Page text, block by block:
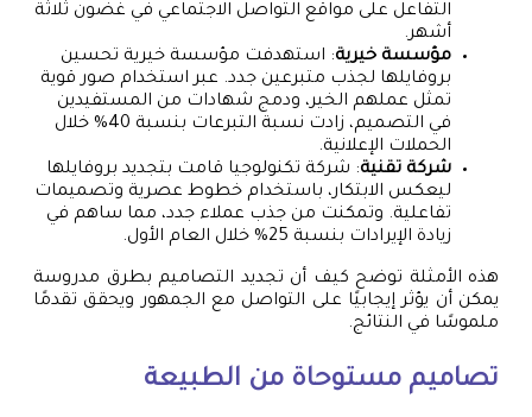
التفاعل على مواقع التواصل الاجتماعي في غضون ثلاثة
أشهر.
مؤسسة خيرية: استهدفت مؤسسة خيرية تحسين
بروفايلها لجذب متبرعين جدد. عبر استخدام صور قوية
تمثل عملهم الخير، ودمج شهادات من المستفيدين
في التصميم، زادت نسبة التبرعات بنسبة 40% خلال
الحملات الإعلانية.
شركة تقنية: شركة تكنولوجيا قامت بتجديد بروفايلها
ليعكس الابتكار، باستخدام خطوط عصرية وتصميمات
تفاعلية. وتمكنت من جذب عملاء جدد، مما ساهم في
زيادة الإيرادات بنسبة 25% خلال العام الأول.
هذه الأمثلة توضح كيف أن تجديد التصاميم بطرق مدروسة
يمكن أن يؤثر إيجابيًا على التواصل مع الجمهور ويحقق تقدمًا
ملموسًا في النتائج.
تصاميم مستوحاة من الطبيعة